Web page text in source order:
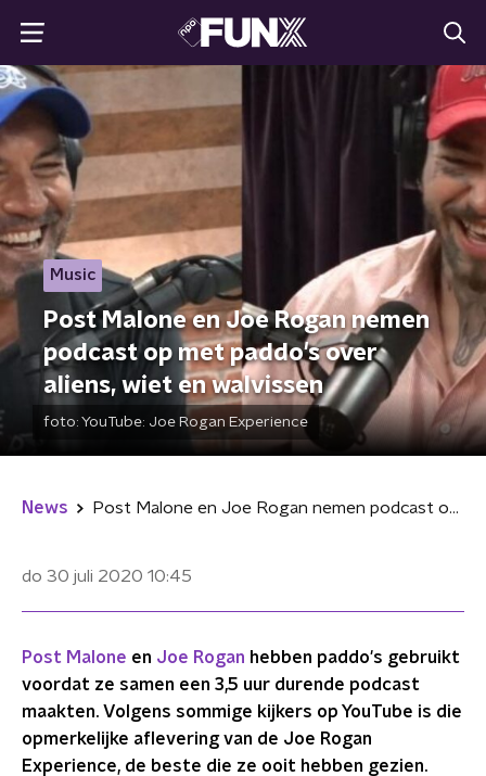
Music
Post Malone en Joe Rogan nemen
podcast op met paddo's over
aliens, wiet en walvissen
foto: YouTube: Joe Rogan Experience
News Post Malone en Joe Rogan nemen podcast op met paddo's over aliens, wiet en walvissen
do 30 juli 2020 10:45
Post Malone en Joe Rogan hebben paddo's gebruikt
voordat ze samen een 3,5 uur durende podcast
maakten. Volgens sommige kijkers op YouTube is die
opmerkelijke aflevering van de Joe Rogan
Experience, de beste die ze ooit hebben gezien.